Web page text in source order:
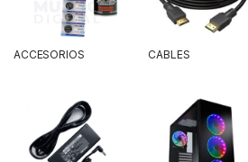
ACCESORIOS CABLES